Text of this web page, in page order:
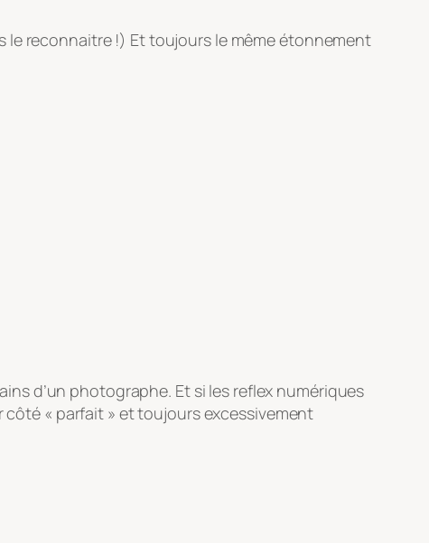
le reconnaitre !) Et toujours le même étonnement
d’un photographe. Et si les reflex numériques
« parfait » et toujours excessivement